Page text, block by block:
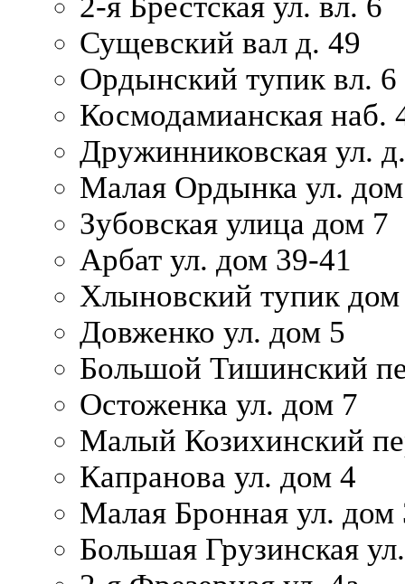
Сущевский вал д. 49
Ордынский тупик вл. 6
Космодамианская наб.
Дружинниковская ул.
Малая Ордынка ул.
Зубовская улица дом 7
Арбат ул. дом 39-41
Хлыновский тупик
Довженко ул. дом 5
Большой Тишинский
Остоженка ул. дом 7
Малый Козихинский
Капранова ул. дом 4
Малая Бронная ул. дом
Большая Грузинская